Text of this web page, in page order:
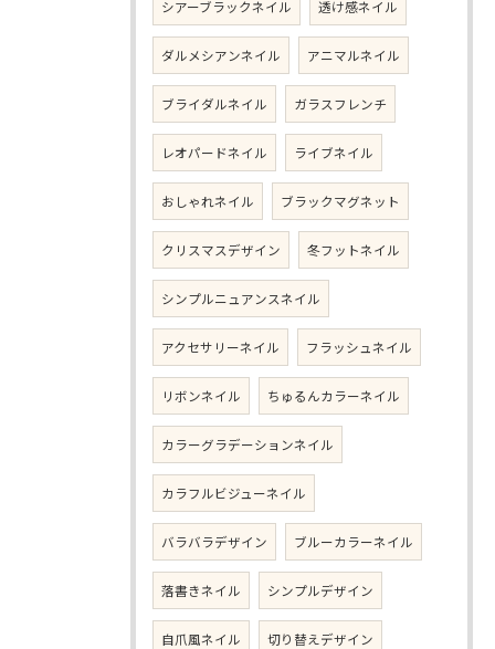
シアーブラックネイル 透け感ネイル
ダルメシアンネイル アニマルネイル
ブライダルネイル ガラスフレンチ
レオパードネイル ライブネイル
おしゃれネイル ブラックマグネット
クリスマスデザイン 冬フットネイル
シンプルニュアンスネイル
アクセサリーネイル フラッシュネイル
リボンネイル ちゅるんカラーネイル
カラーグラデーションネイル
カラフルビジューネイル
バラバラデザイン ブルーカラーネイル
落書きネイル シンプルデザイン
自爪風ネイル 切り替えデザイン